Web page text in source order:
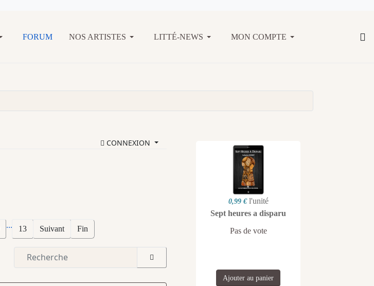
FORUM NOS ARTISTES LITTÉ-NEWS MON COMPTE
CONNEXION
... 13 Suivant Fin
0,99 € l'unité
Sept heures a disparu
Pas de vote
Ajouter au panier